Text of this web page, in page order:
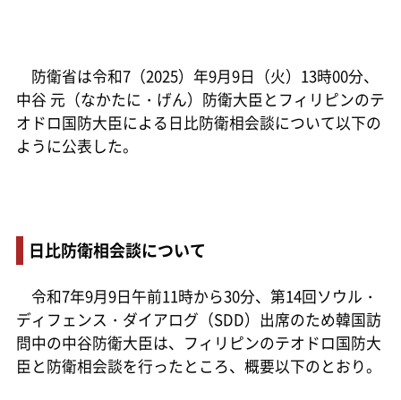
防衛省は令和7（2025）年9月9日（火）13時00分、
中谷 元（なかたに・げん）防衛大臣とフィリピンのテ
オドロ国防大臣による日比防衛相会談について以下の
ように公表した。
日比防衛相会談について
令和7年9月9日午前11時から30分、第14回ソウル・
ディフェンス・ダイアログ（SDD）出席のため韓国訪
問中の中谷防衛大臣は、フィリピンのテオドロ国防大
臣と防衛相会談を行ったところ、概要以下のとおり。